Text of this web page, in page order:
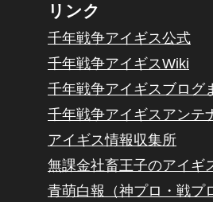
リンク
千年戦争アイギス公式
千年戦争アイギスWiki
千年戦争アイギスブログ
千年戦争アイギスアンテ
アイギス情報収集所
無課金社畜王子のアイギ
青萌白報（神プロ・戦プ